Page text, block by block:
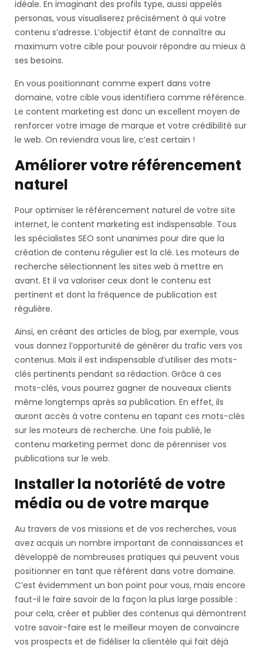
idéale. En imaginant des profils type, aussi appelés
personas, vous visualiserez précisément à qui votre
contenu s’adresse. L’objectif étant de connaître au
maximum votre cible pour pouvoir répondre au mieux à
ses besoins.
En vous positionnant comme expert dans votre
domaine, votre cible vous identifiera comme référence.
Le content marketing est donc un excellent moyen de
renforcer votre image de marque et votre crédibilité sur
le web. On reviendra vous lire, c’est certain !
Améliorer votre référencement
naturel
Pour optimiser le référencement naturel de votre site
internet, le content marketing est indispensable. Tous
les spécialistes SEO sont unanimes pour dire que la
création de contenu régulier est la clé. Les moteurs de
recherche sélectionnent les sites web à mettre en
avant. Et il va valoriser ceux dont le contenu est
pertinent et dont la fréquence de publication est
régulière.
Ainsi, en créant des articles de blog, par exemple, vous
vous donnez l’opportunité de générer du trafic vers vos
contenus. Mais il est indispensable d’utiliser des mots-
clés pertinents pendant sa rédaction. Grâce à ces
mots-clés, vous pourrez gagner de nouveaux clients
même longtemps après sa publication. En effet, ils
auront accès à votre contenu en tapant ces mots-clés
sur les moteurs de recherche. Une fois publié, le
contenu marketing permet donc de pérenniser vos
publications sur le web.
Installer la notoriété de votre
média ou de votre marque
Au travers de vos missions et de vos recherches, vous
avez acquis un nombre important de connaissances et
développé de nombreuses pratiques qui peuvent vous
positionner en tant que référent dans votre domaine.
C’est évidemment un bon point pour vous, mais encore
faut-il le faire savoir de la façon la plus large possible :
pour cela, créer et publier des contenus qui démontrent
votre savoir-faire est le meilleur moyen de convaincre
vos prospects et de fidéliser la clientèle qui fait déjà